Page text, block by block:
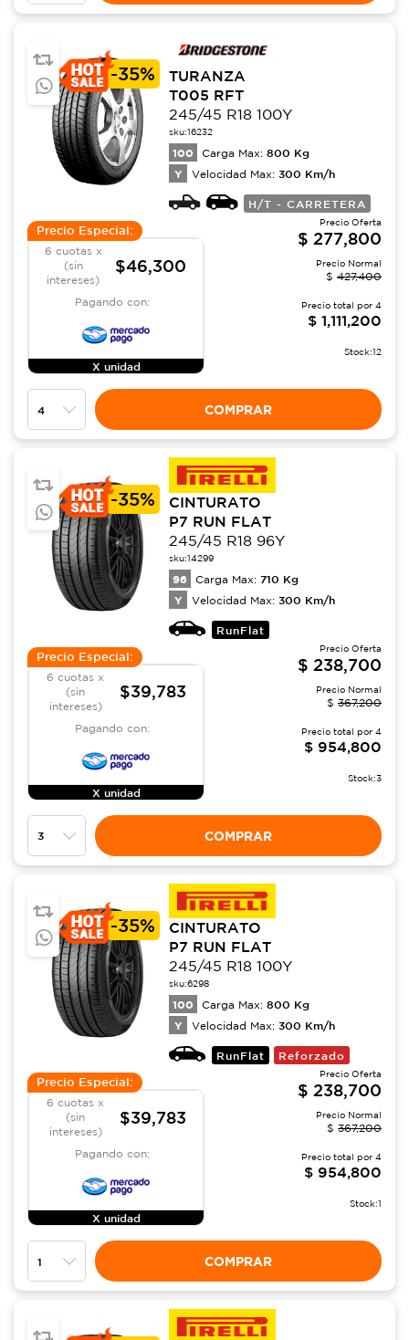
-35%
TURANZA
T005 RFT
245/45 R18 100Y
sku:16232
100 Carga Max: 800 Kg
Y Velocidad Max: 300 Km/h
H/T - CARRETERA
Precio Especial:
6 cuotas x
(sin
intereses)
$46,300
Pagando con:
X unidad
Precio Oferta
$ 277,800
Precio Normal
$ 427,400
Precio total por 4
$ 1,111,200
Stock:12
COMPRAR
-35%
CINTURATO
P7 RUN FLAT
245/45 R18 96Y
sku:14299
96 Carga Max: 710 Kg
Y Velocidad Max: 300 Km/h
RunFlat
Precio Especial:
6 cuotas x
(sin
intereses)
$39,783
Pagando con:
X unidad
Precio Oferta
$ 238,700
Precio Normal
$ 367,200
Precio total por 4
$ 954,800
Stock:3
COMPRAR
-35%
CINTURATO
P7 RUN FLAT
245/45 R18 100Y
sku:6298
100 Carga Max: 800 Kg
Y Velocidad Max: 300 Km/h
RunFlat Reforzado
Precio Especial:
6 cuotas x
(sin
intereses)
$39,783
Pagando con:
X unidad
Precio Oferta
$ 238,700
Precio Normal
$ 367,200
Precio total por 4
$ 954,800
Stock:1
COMPRAR